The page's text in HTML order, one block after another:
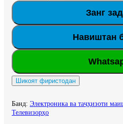
Занг
Навиштан
Шикоят фиристодан
Банд: Электроника ва таҷҳизоти
Телевизорҳо